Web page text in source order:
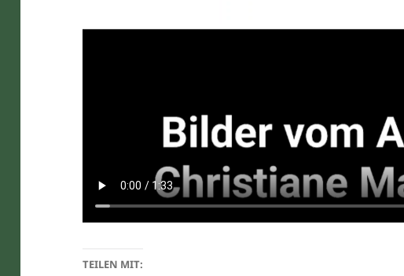
TEILEN MIT: